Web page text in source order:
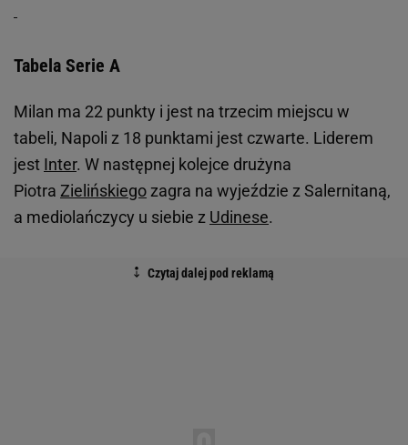
Tabela Serie A
Milan ma 22 punkty i jest na trzecim miejscu w
tabeli, Napoli z 18 punktami jest czwarte. Liderem
jest Inter. W następnej kolejce drużyna
Piotra Zielińskiego zagra na wyjeździe z Salernitaną,
a mediolańczycy u siebie z Udinese.